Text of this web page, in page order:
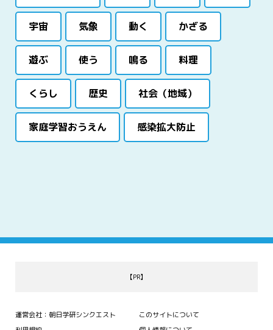
宇宙 気象 動く かざる
遊ぶ 使う 鳴る 料理
くらし 歴史 社会（地域）
家庭学習おうえん 感染拡大防止
【PR】
運営会社：朝日学研シンクエスト
このサイトについて